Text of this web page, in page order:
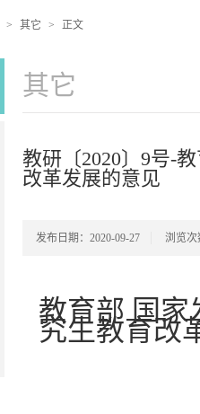
> 其它 > 正文
其它
教研〔2020〕9号-
改革发展的意见
发布日期：2020-09-27 浏览次
教育部 国家
究生教育改